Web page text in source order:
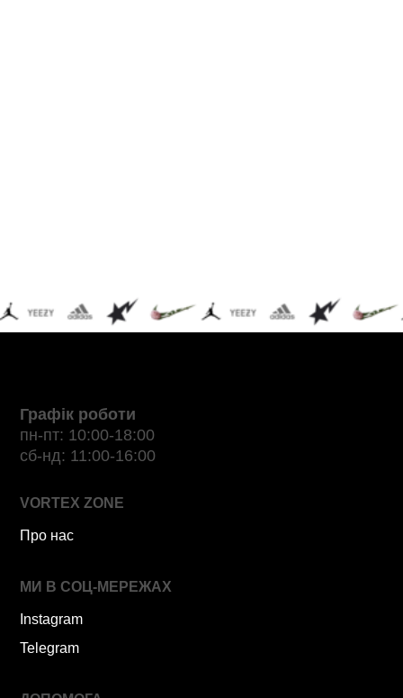
Графік роботи
пн-пт: 10:00-18:00
сб-нд: 11:00-16:00
VORTEX ZONE
Про нас
МИ В СОЦ-МЕРЕЖАХ
Instagram
Telegram